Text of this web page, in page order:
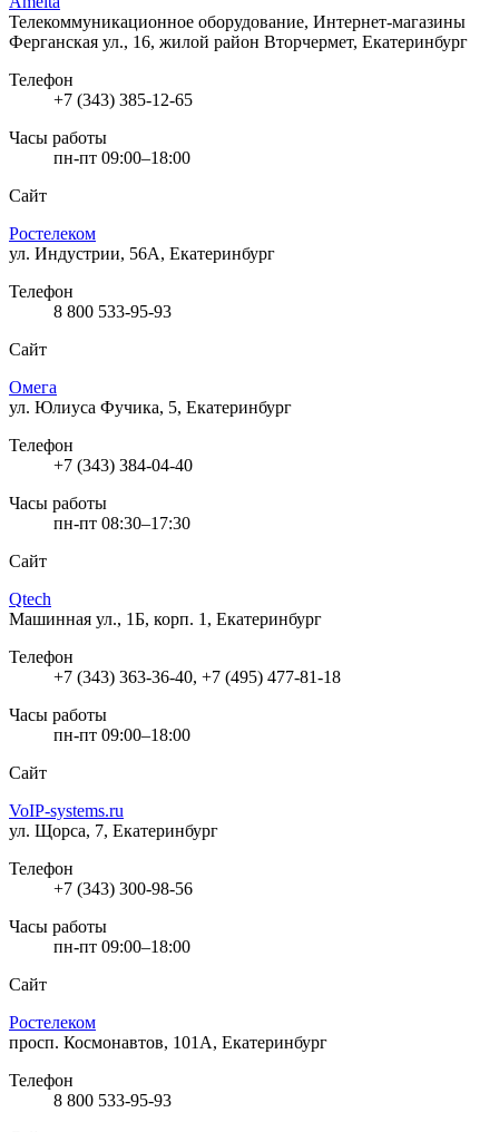
Телекоммуникационное оборудование, Интернет-магазины
Ферганская ул., 16, жилой район Вторчермет, Екатеринбург
Телефон
+7 (343) 385-12-65
Часы работы
пн-пт 09:00–18:00
Сайт
Ростелеком
ул. Индустрии, 56А, Екатеринбург
Телефон
8 800 533-95-93
Сайт
Омега
ул. Юлиуса Фучика, 5, Екатеринбург
Телефон
+7 (343) 384-04-40
Часы работы
пн-пт 08:30–17:30
Сайт
Qtech
Машинная ул., 1Б, корп. 1, Екатеринбург
Телефон
+7 (343) 363-36-40, +7 (495) 477-81-18
Часы работы
пн-пт 09:00–18:00
Сайт
VoIP-systems.ru
ул. Щорса, 7, Екатеринбург
Телефон
+7 (343) 300-98-56
Часы работы
пн-пт 09:00–18:00
Сайт
Ростелеком
просп. Космонавтов, 101А, Екатеринбург
Телефон
8 800 533-95-93